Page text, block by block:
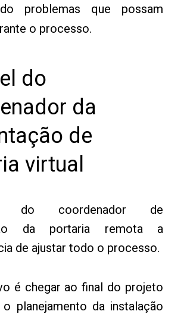
problemas que possam
o processo.
do
da
de
virtual
do coordenador de
da portaria remota a
de ajustar todo o processo.
é chegar ao final do projeto
planejamento da instalação